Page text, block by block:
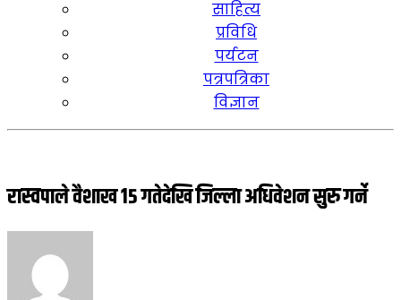
साहित्य
प्रविधि
पर्यटन
पत्रपत्रिका
विज्ञान
रास्वपाले वैशाख १५ गतेदेखि जिल्ला अधिवेशन सुरु गर्ने